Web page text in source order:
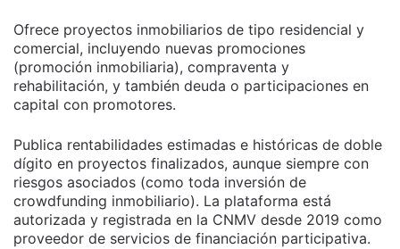
Ofrece proyectos inmobiliarios de tipo residencial y
comercial, incluyendo nuevas promociones
(promoción inmobiliaria), compraventa y
rehabilitación, y también deuda o participaciones en
capital con promotores.
Publica rentabilidades estimadas e históricas de doble
dígito en proyectos finalizados, aunque siempre con
riesgos asociados (como toda inversión de
crowdfunding inmobiliario). La plataforma está
autorizada y registrada en la CNMV desde 2019 como
proveedor de servicios de financiación participativa.